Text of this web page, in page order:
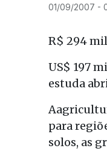
01/09/2007 -
R$ 294
US$ 197
estuda
para
solos, as